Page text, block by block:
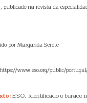
publicado na revista da
por Margarida Serote
www.eso.org/public/
ESO. Identificado o buraco